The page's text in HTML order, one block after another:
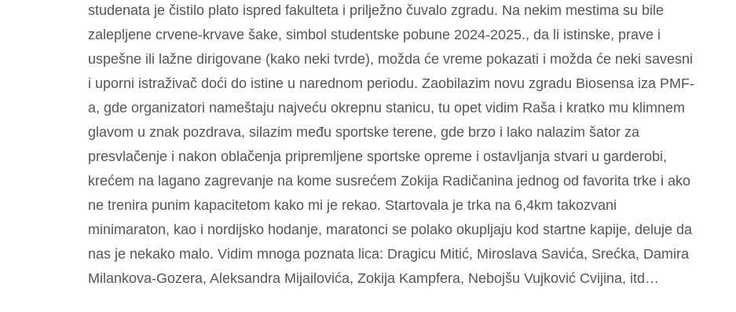
studenata je čistilo plato ispred fakulteta i prilježno čuvalo zgradu. Na nekim mestima su bile
zalepljene crvene-krvave šake, simbol studentske pobune 2024-2025., da li istinske, prave i
uspešne ili lažne dirigovane (kako neki tvrde), možda će vreme pokazati i možda će neki savesni
i uporni istraživač doći do istine u narednom periodu. Zaobilazim novu zgradu Biosensa iza PMF-
a, gde organizatori nameštaju najveću okrepnu stanicu, tu opet vidim Raša i kratko mu klimnem
glavom u znak pozdrava, silazim među sportske terene, gde brzo i lako nalazim šator za
presvlačenje i nakon oblačenja pripremljene sportske opreme i ostavljanja stvari u garderobi,
krećem na lagano zagrevanje na kome susrećem Zokija Radičanina jednog od favorita trke i ako
ne trenira punim kapacitetom kako mi je rekao. Startovala je trka na 6,4km takozvani
minimaraton, kao i nordijsko hodanje, maratonci se polako okupljaju kod startne kapije, deluje da
nas je nekako malo. Vidim mnoga poznata lica: Dragicu Mitić, Miroslava Savića, Srećka, Damira
Milankova-Gozera, Aleksandra Mijailovića, Zokija Kampfera, Nebojšu Vujković Cvijina, itd…